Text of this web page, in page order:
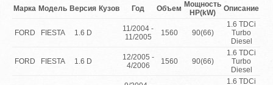
Марка Модель Версия Кузов Год Объем Мощность
HP(kW)
Описание
FORD FIESTA 1.6 D
11/2004 -
11/2005
1560 90(66)
1.6 TDCi
Turbo
Diesel
FORD FIESTA 1.6 D
12/2005 -
4/2006
1560 90(66)
1.6 TDCi
Turbo
Diesel
1.6 TDCi